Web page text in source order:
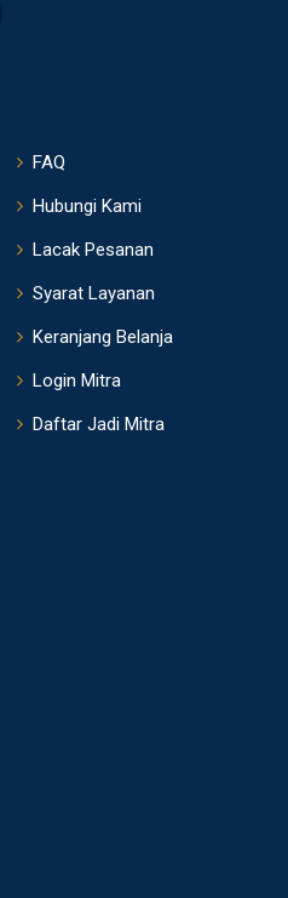
FAQ
Hubungi Kami
Lacak Pesanan
Syarat Layanan
Keranjang Belanja
Login Mitra
Daftar Jadi Mitra